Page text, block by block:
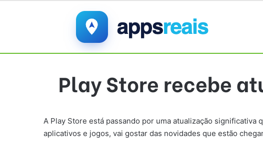
Play Store recebe
A Play Store está passando por uma atualização
aplicativos e jogos, vai gostar das novidades que estão